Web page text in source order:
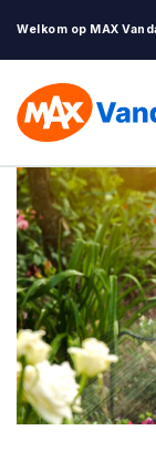
Welkom op MAX